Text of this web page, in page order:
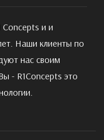
и и
Наши клиенты по
нас своим
- R1Concepts это